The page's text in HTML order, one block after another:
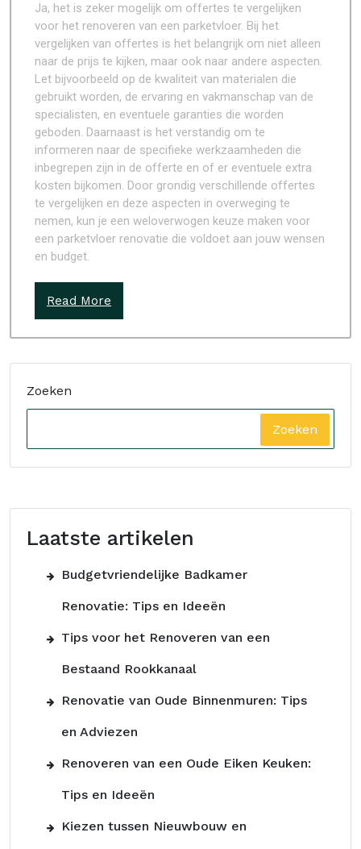
Ja, het is zeker mogelijk om offertes te vergelijken
voor het renoveren van een parketvloer. Bij het
vergelijken van offertes is het belangrijk om niet alleen
naar de prijs te kijken, maar ook naar andere aspecten.
Let bijvoorbeeld op de kwaliteit van materialen die
gebruikt worden, de ervaring en vakmanschap van de
specialisten, en eventuele garanties die worden
geboden. Daarnaast is het verstandig om te
informeren naar de specifieke werkzaamheden die
inbegrepen zijn in de offerte en of er eventuele extra
kosten bijkomen. Door grondig verschillende offertes
te vergelijken en deze aspecten in overweging te
nemen, kun je een weloverwogen keuze maken voor
een parketvloer renovatie die voldoet aan jouw wensen
en budget.
Read More
Zoeken
Zoeken
Laatste artikelen
Budgetvriendelijke Badkamer
Renovatie: Tips en Ideeën
Tips voor het Renoveren van een
Bestaand Rookkanaal
Renovatie van Oude Binnenmuren: Tips
en Adviezen
Renoveren van een Oude Eiken Keuken:
Tips en Ideeën
Kiezen tussen Nieuwbouw en